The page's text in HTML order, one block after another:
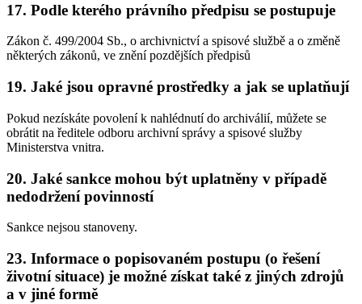
17. Podle kterého právního předpisu se postupuje
Zákon č. 499/2004 Sb., o archivnictví a spisové službě a o změně
některých zákonů, ve znění pozdějších předpisů
19. Jaké jsou opravné prostředky a jak se uplatňují
Pokud nezískáte povolení k nahlédnutí do archiválií, můžete se
obrátit na ředitele odboru archivní správy a spisové služby
Ministerstva vnitra.
20. Jaké sankce mohou být uplatněny v případě
nedodržení povinností
Sankce nejsou stanoveny.
23. Informace o popisovaném postupu (o řešení
životní situace) je možné získat také z jiných zdrojů
a v jiné formě